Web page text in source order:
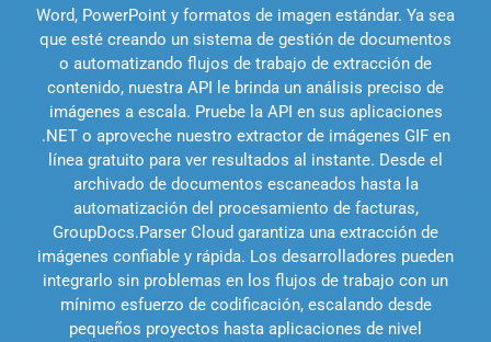
Word, PowerPoint y formatos de imagen estándar. Ya sea
que esté creando un sistema de gestión de documentos
o automatizando flujos de trabajo de extracción de
contenido, nuestra API le brinda un análisis preciso de
imágenes a escala. Pruebe la API en sus aplicaciones
.NET o aproveche nuestro extractor de imágenes GIF en
línea gratuito para ver resultados al instante. Desde el
archivado de documentos escaneados hasta la
automatización del procesamiento de facturas,
GroupDocs.Parser Cloud garantiza una extracción de
imágenes confiable y rápida. Los desarrolladores pueden
integrarlo sin problemas en los flujos de trabajo con un
mínimo esfuerzo de codificación, escalando desde
pequeños proyectos hasta aplicaciones de nivel